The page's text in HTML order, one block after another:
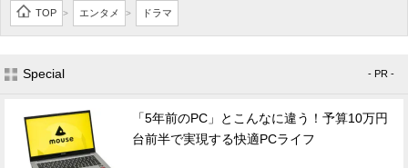
TOP > エンタメ > ドラマ
Special - PR -
「5年前のPC」とこんなに違う！予算10万円
台前半で実現する快適PCライフ